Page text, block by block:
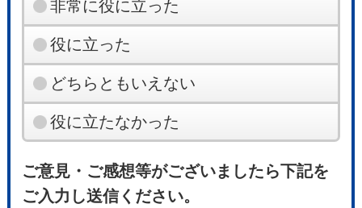
非常に役に立った
役に立った
どちらともいえない
役に立たなかった
ご意見・ご感想等がございましたら下記を
ご入力し送信ください。